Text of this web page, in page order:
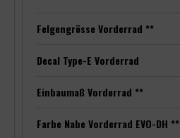
Felgengrösse Vorderrad **
Decal Type-E Vorderrad
Einbaumaß Vorderrad **
Farbe Nabe Vorderrad EVO-DH **